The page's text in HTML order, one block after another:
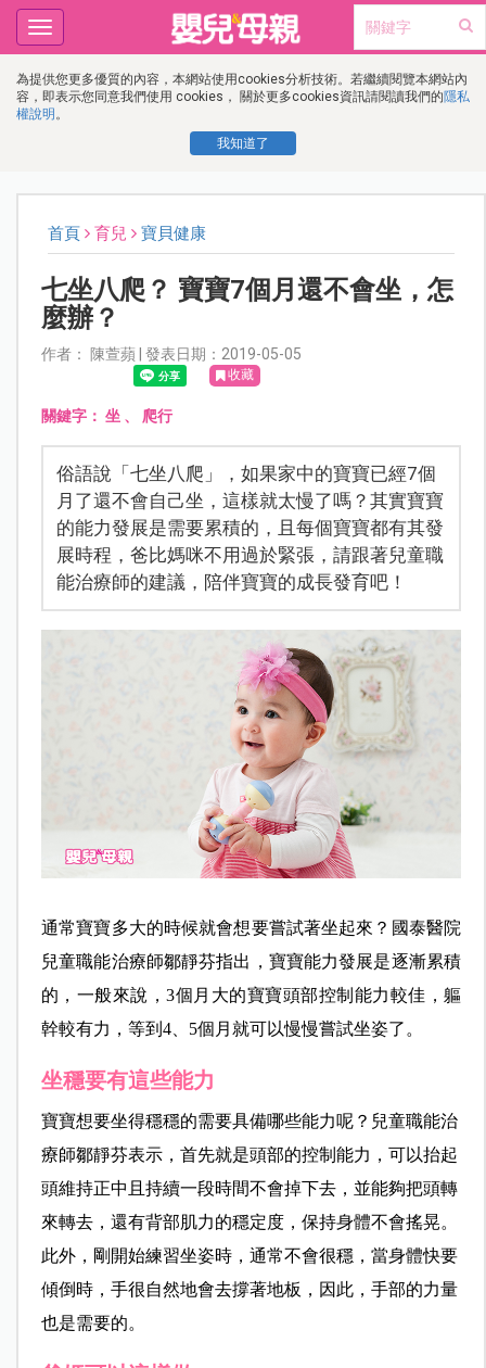
為提供您更多優質的內容，本網站使用cookies分析技術。若繼續閱覽本網站內
容，即表示您同意我們使用 cookies， 關於更多cookies資訊請閱讀我們的隱私
權說明 。
我知道了
Toggle
navigation
首頁 育兒 寶貝健康
七坐八爬？ 寶寶7個月還不會坐，怎
麼辦？
作者： 陳萱蘋 | 發表日期：2019-05-05
收藏
關鍵字： 坐、 爬行
俗語說「七坐八爬」，如果家中的寶寶已經7個
月了還不會自己坐，這樣就太慢了嗎？其實寶寶
的能力發展是需要累積的，且每個寶寶都有其發
展時程，爸比媽咪不用過於緊張，請跟著兒童職
能治療師的建議，陪伴寶寶的成長發育吧！
通常寶寶多大的時候就會想要嘗試著坐起來？國泰醫院
兒童職能治療師鄒靜芬指出，寶寶能力發展是逐漸累積
的，一般來說，3個月大的寶寶頭部控制能力較佳，軀
幹較有力，等到4、5個月就可以慢慢嘗試坐姿了。
坐穩要有這些能力
寶寶想要坐得穩穩的需要具備哪些能力呢？兒童職能治
療師鄒靜芬表示，首先就是頭部的控制能力，可以抬起
頭維持正中且持續一段時間不會掉下去，並能夠把頭轉
來轉去，還有背部肌力的穩定度，保持身體不會搖晃。
此外，剛開始練習坐姿時，通常不會很穩，當身體快要
傾倒時，手很自然地會去撐著地板，因此，手部的力量
也是需要的。